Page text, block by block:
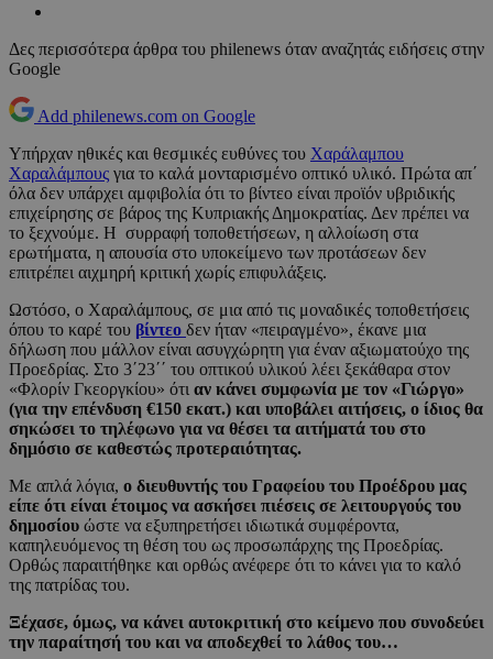
Δες περισσότερα άρθρα του philenews όταν αναζητάς ειδήσεις στην
Google
Add philenews.com on Google
Υπήρχαν ηθικές και θεσμικές ευθύνες του Χαράλαμπου
Χαραλάμπους για το καλά μονταρισμένο οπτικό υλικό. Πρώτα απ΄
όλα δεν υπάρχει αμφιβολία ότι το βίντεο είναι προϊόν υβριδικής
επιχείρησης σε βάρος της Κυπριακής Δημοκρατίας. Δεν πρέπει να
το ξεχνούμε. Η συρραφή τοποθετήσεων, η αλλοίωση στα
ερωτήματα, η απουσία στο υποκείμενο των προτάσεων δεν
επιτρέπει αιχμηρή κριτική χωρίς επιφυλάξεις.
Ωστόσο, ο Χαραλάμπους, σε μια από τις μοναδικές τοποθετήσεις
όπου το καρέ του βίντεο δεν ήταν «πειραγμένο», έκανε μια
δήλωση που μάλλον είναι ασυγχώρητη για έναν αξιωματούχο της
Προεδρίας. Στο 3΄23΄΄ του οπτικού υλικού λέει ξεκάθαρα στον
«Φλορίν Γκεοργκίου» ότι αν κάνει συμφωνία με τον «Γιώργο»
(για την επένδυση €150 εκατ.) και υποβάλει αιτήσεις, ο ίδιος θα
σηκώσει το τηλέφωνο για να θέσει τα αιτήματά του στο
δημόσιο σε καθεστώς προτεραιότητας.
Με απλά λόγια, ο διευθυντής του Γραφείου του Προέδρου μας
είπε ότι είναι έτοιμος να ασκήσει πιέσεις σε λειτουργούς του
δημοσίου ώστε να εξυπηρετήσει ιδιωτικά συμφέροντα,
καπηλευόμενος τη θέση του ως προσωπάρχης της Προεδρίας.
Ορθώς παραιτήθηκε και ορθώς ανέφερε ότι το κάνει για το καλό
της πατρίδας του.
Ξέχασε, όμως, να κάνει αυτοκριτική στο κείμενο που συνοδεύει
την παραίτησή του και να αποδεχθεί το λάθος του…